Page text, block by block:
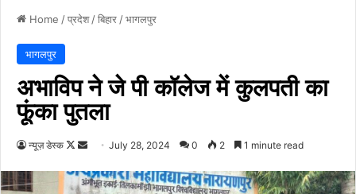
Home /प्रदेश /बिहार /भागलपुर
भागलपुर
अभाविप ने जे पी कॉलेज में कुलपती का
फूंका पुतला
न्यूज़ डेस्क
Follow
X
Send
email
July 28, 2024 0 2 1 minute read